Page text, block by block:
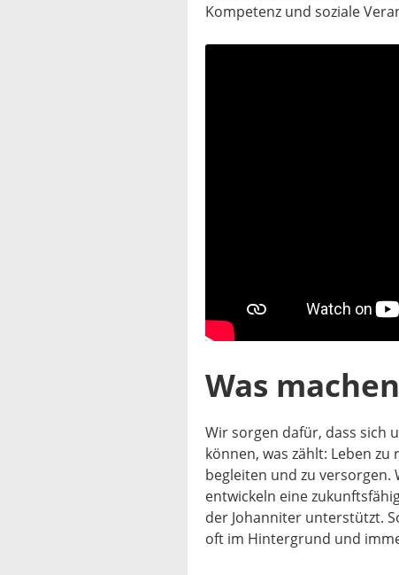
Kompetenz und soziale
Was
Wir sorgen dafür, dass sich
können, was zählt: Leben
begleiten und zu versorgen.
entwickeln eine
der Johanniter unterstützt.
oft im Hintergrund und